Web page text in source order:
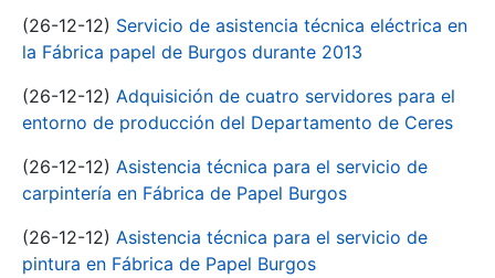
(26-12-12) Servicio de asistencia técnica eléctrica en
la Fábrica papel de Burgos durante 2013
(26-12-12) Adquisición de cuatro servidores para el
entorno de producción del Departamento de Ceres
(26-12-12) Asistencia técnica para el servicio de
carpintería en Fábrica de Papel Burgos
(26-12-12) Asistencia técnica para el servicio de
pintura en Fábrica de Papel Burgos